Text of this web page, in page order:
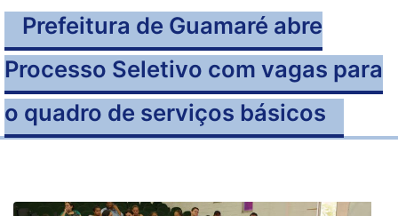
Prefeitura de Guamaré abre
Processo Seletivo com vagas para
o quadro de serviços básicos